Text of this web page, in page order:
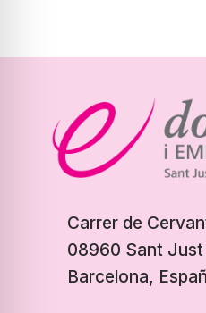
Carrer de
08960 Sant Just
Barcelona,